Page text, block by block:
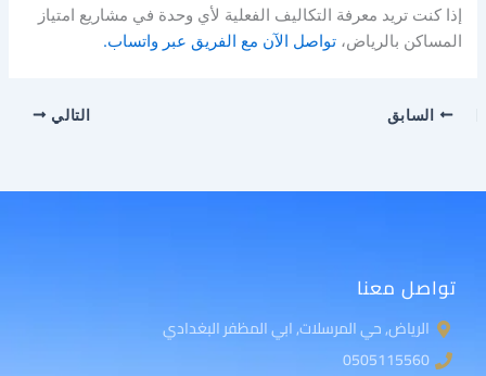
إذا كنت تريد معرفة التكاليف الفعلية لأي وحدة في مشاريع امتياز
المساكن بالرياض،تواصل الآن مع الفريق عبر واتساب.
السابق التالي
تواصل معنا
الرياض, حي المرسلات, ابي المظفر البغدادي
0505115560